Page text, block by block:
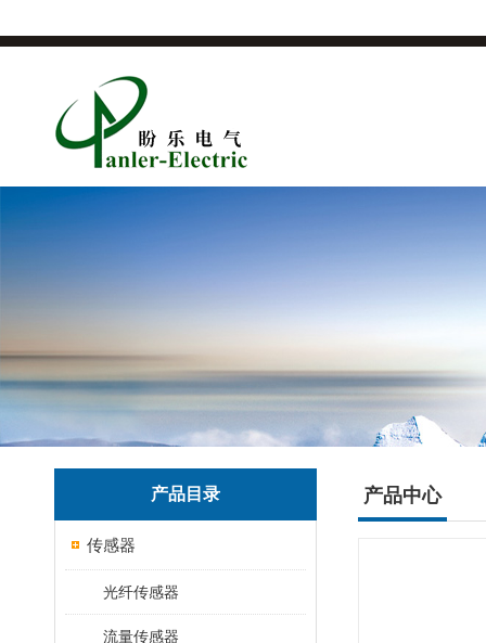
产品目录
传感器
光纤传感器
流量传感器
产品中心